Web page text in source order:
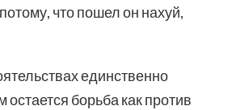
что пошел он нахуй,
единственно
борьба как против